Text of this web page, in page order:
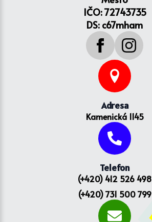
IČO: 72743735
DS: c67mham
Adresa
Kamenická 1145
Telefon
(+420) 412 526 498
(+420) 731 500 799